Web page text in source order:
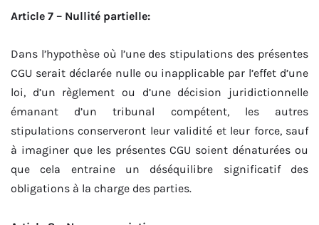
Article 7 – Nullité partielle:
Dans l’hypothèse où l’une des stipulations des présentes
CGU serait déclarée nulle ou inapplicable par l’effet d’une
loi, d’un règlement ou d’une décision juridictionnelle
émanant d’un tribunal compétent, les autres
stipulations conserveront leur validité et leur force, sauf
à imaginer que les présentes CGU soient dénaturées ou
que cela entraine un déséquilibre significatif des
obligations à la charge des parties.